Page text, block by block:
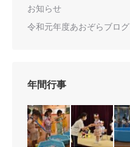
お知らせ
令和元年度あおぞらブログ
年間行事